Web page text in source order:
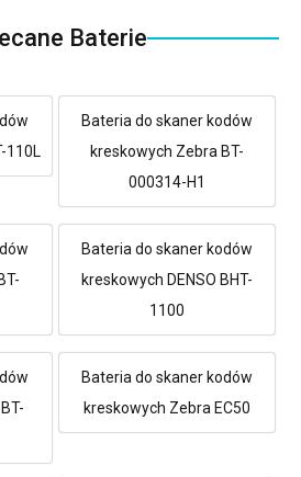
Baterie
110L
Bateria do skaner kodów
kreskowych Zebra BT-
000314-H1
Bateria do skaner kodów
kreskowych DENSO BHT-
1100
Bateria do skaner kodów
kreskowych Zebra EC50